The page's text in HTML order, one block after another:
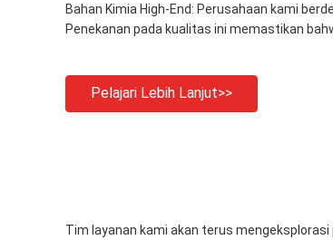
Bahan Kimia High-End: Perusahaan kami
Penekanan pada kualitas ini memastikan
Pelajari Lebih Lanjut>>
Tim layanan kami akan terus